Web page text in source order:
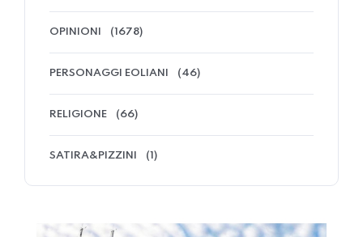
OPINIONI (1678)
PERSONAGGI EOLIANI (46)
RELIGIONE (66)
SATIRA&PIZZINI (1)